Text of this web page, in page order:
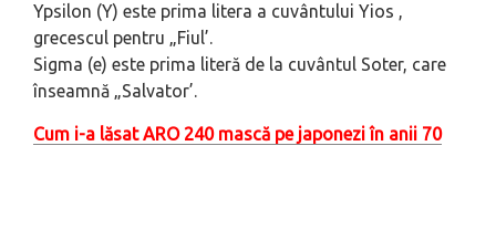
Ypsilon (Y) este prima litera a cuvântului Yios ,
grecescul pentru „Fiul’.
Sigma (e) este prima literă de la cuvântul Soter, care
înseamnă „Salvator’.
Cum i-a lăsat ARO 240 mască pe japonezi în anii 70